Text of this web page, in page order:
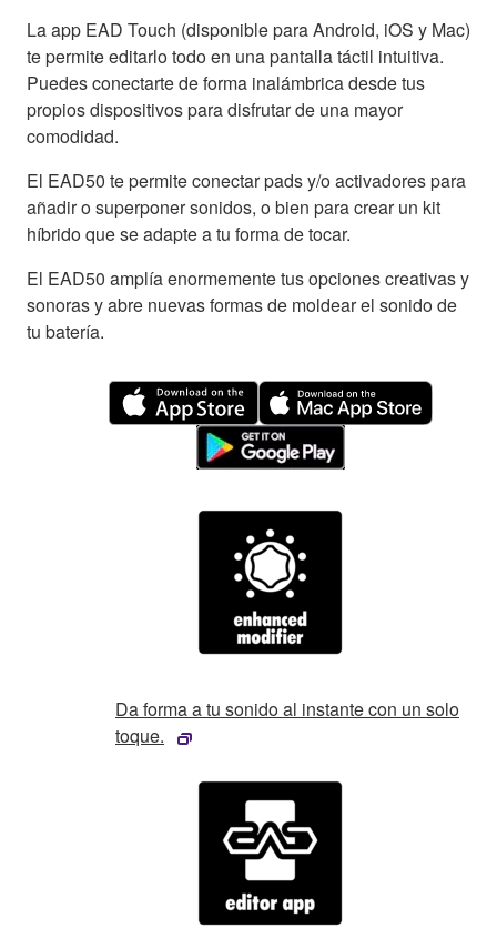
La app EAD Touch (disponible para Android, iOS y Mac)
te permite editarlo todo en una pantalla táctil intuitiva.
Puedes conectarte de forma inalámbrica desde tus
propios dispositivos para disfrutar de una mayor
comodidad.
El EAD50 te permite conectar pads y/o activadores para
añadir o superponer sonidos, o bien para crear un kit
híbrido que se adapte a tu forma de tocar.
El EAD50 amplía enormemente tus opciones creativas y
sonoras y abre nuevas formas de moldear el sonido de
tu batería.
Da forma a tu sonido al instante con un solo
toque.